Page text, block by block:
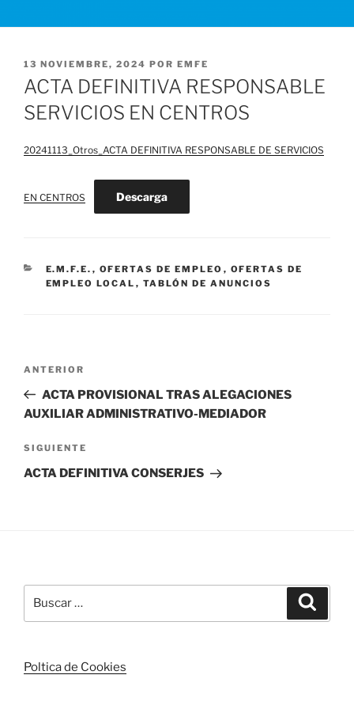
PUBLICADO
EL
13 NOVIEMBRE, 2024 POR EMFE
ACTA DEFINITIVA RESPONSABLE
SERVICIOS EN CENTROS
20241113_Otros_ACTA DEFINITIVA RESPONSABLE DE SERVICIOS
EN CENTROS Descarga
CATEGORÍAS
E.M.F.E. , OFERTAS DE EMPLEO , OFERTAS DE
EMPLEO LOCAL , TABLÓN DE ANUNCIOS
entradas
Entrada
anterior:
ANTERIOR
ACTA PROVISIONAL TRAS ALEGACIONES
AUXILIAR ADMINISTRATIVO-MEDIADOR
Siguiente
entrada
SIGUIENTE
ACTA DEFINITIVA CONSERJES
por:
Poltica de Cookies